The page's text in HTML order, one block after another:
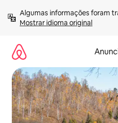
para
Mostrar idioma original